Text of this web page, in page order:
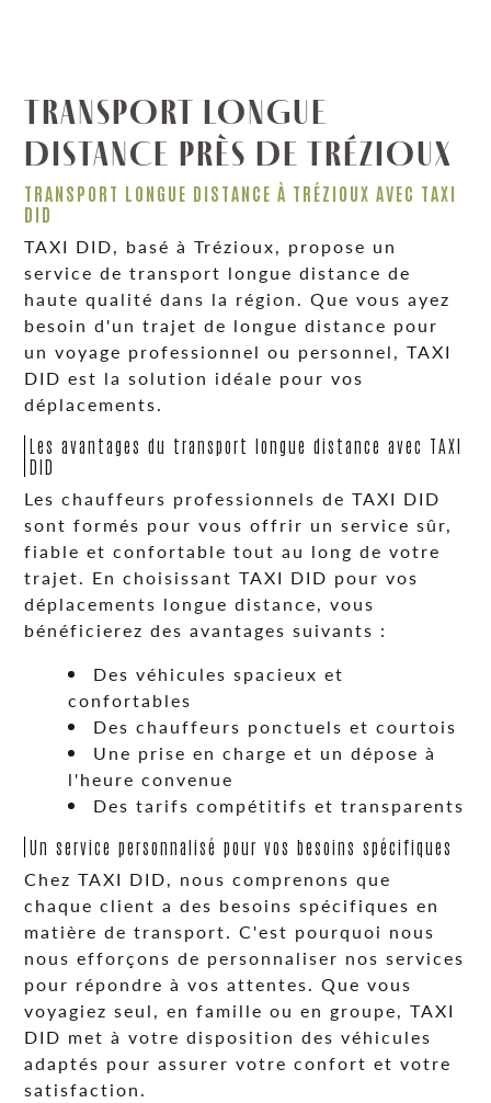
TRANSPORT LONGUE
DISTANCE PRÈS DE TRÉZIOUX
TRANSPORT LONGUE DISTANCE À TRÉZIOUX AVEC TAXI
DID
TAXI DID, basé à Trézioux, propose un
service de transport longue distance de
haute qualité dans la région. Que vous ayez
besoin d'un trajet de longue distance pour
un voyage professionnel ou personnel, TAXI
DID est la solution idéale pour vos
déplacements.
Les avantages du transport longue distance avec TAXI
DID
Les chauffeurs professionnels de TAXI DID
sont formés pour vous offrir un service sûr,
fiable et confortable tout au long de votre
trajet. En choisissant TAXI DID pour vos
déplacements longue distance, vous
bénéficierez des avantages suivants :
Des véhicules spacieux et
confortables
Des chauffeurs ponctuels et courtois
Une prise en charge et un dépose à
l'heure convenue
Des tarifs compétitifs et transparents
Un service personnalisé pour vos besoins spécifiques
Chez TAXI DID, nous comprenons que
chaque client a des besoins spécifiques en
matière de transport. C'est pourquoi nous
nous efforçons de personnaliser nos services
pour répondre à vos attentes. Que vous
voyagiez seul, en famille ou en groupe, TAXI
DID met à votre disposition des véhicules
adaptés pour assurer votre confort et votre
satisfaction.